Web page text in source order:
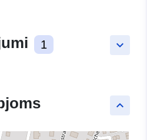
keyboard_arrow_down
1
keyboard_arrow_up